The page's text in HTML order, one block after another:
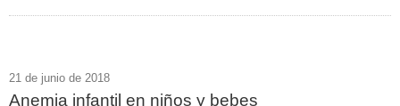
RSS - Entradas
21 de junio de 2018
Anemia infantil en niños y bebes